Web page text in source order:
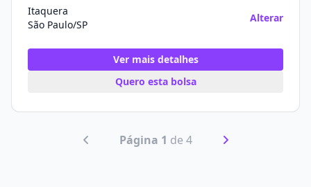
Itaquera
São Paulo/SP
Alterar
Ver mais detalhes
Quero esta bolsa
Página 1 de 4